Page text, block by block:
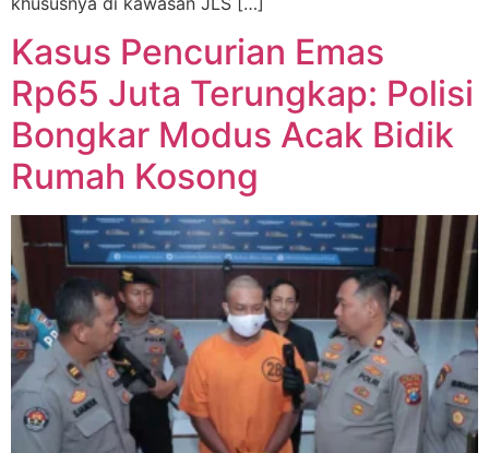
Kasus Pencurian Emas
Rp65 Juta Terungkap: Polisi
Bongkar Modus Acak Bidik
Rumah Kosong